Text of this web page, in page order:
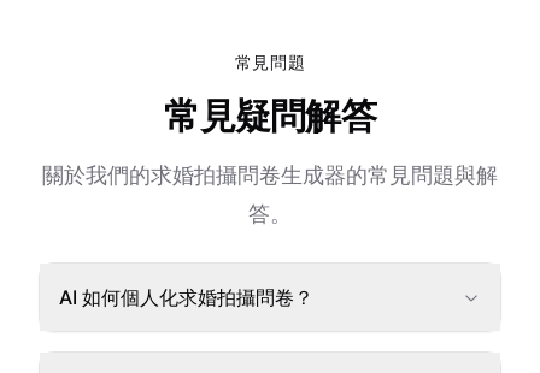
常見問題
常見疑問解答
關於我們的求婚拍攝問卷生成器的常見問題與解
答。
AI 如何個人化求婚拍攝問卷？